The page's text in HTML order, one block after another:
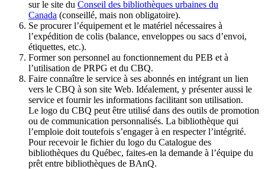
sur le site du Conseil des bibliothèques urbaines du
Canada (conseillé, mais non obligatoire).
Se procurer l’équipement et le matériel nécessaires à
l’expédition de colis (balance, enveloppes ou sacs d’envoi,
étiquettes, etc.).
Former son personnel au fonctionnement du PEB et à
l’utilisation de PRPG et du CBQ.
Faire connaître le service à ses abonnés en intégrant un lien
vers le CBQ à son site Web. Idéalement, y présenter aussi le
service et fournir les informations facilitant son utilisation.
Le logo du CBQ peut être utilisé dans des outils de promotion
ou de communication personnalisés. La bibliothèque qui
l’emploie doit toutefois s’engager à en respecter l’intégrité.
Pour recevoir le fichier du logo du Catalogue des
bibliothèques du Québec, faites-en la demande à l’équipe du
prêt entre bibliothèques de BAnQ.